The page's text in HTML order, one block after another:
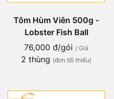
Tôm Hùm Viên 500g -
Lobster Fish Ball
76,000 đ/gói / Giá
2 thùng (đơn tối thiểu)